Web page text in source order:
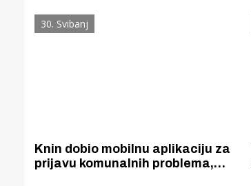
se obračunavali građevinskim
čekićem, nožem, šakama,
30. Svibanj
Knin dobio mobilnu aplikaciju za
prijavu komunalnih problema,